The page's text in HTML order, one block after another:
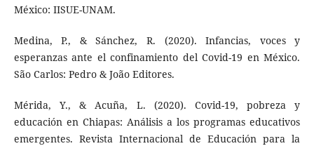
México: IISUE-UNAM.
Medina, P., & Sánchez, R. (2020). Infancias, voces y
esperanzas ante el confinamiento del Covid-19 en México.
São Carlos: Pedro & João Editores.
Mérida, Y., & Acuña, L. (2020). Covid-19, pobreza y
educación en Chiapas: Análisis a los programas educativos
emergentes. Revista Internacional de Educación para la